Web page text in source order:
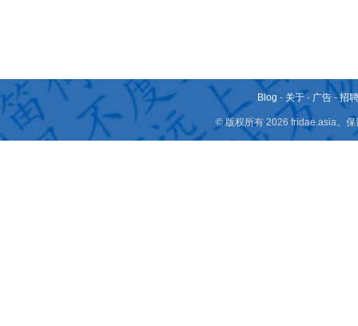
Blog - 关于 - 广告 -招
© 版权所有 2026 fridae.asia。